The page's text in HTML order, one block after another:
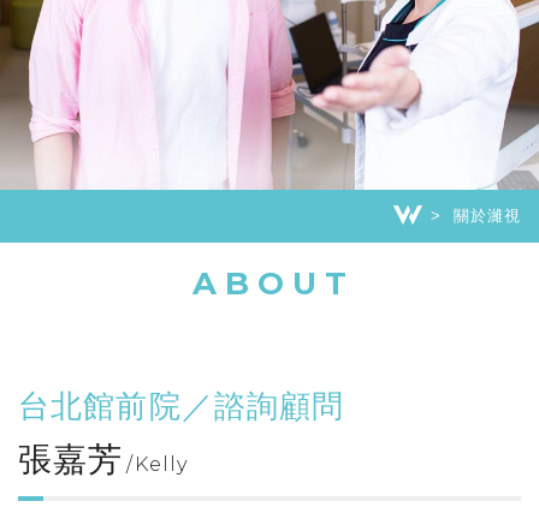
關於濰視
ABOUT
台北館前院／諮詢顧問
張嘉芳 Kelly